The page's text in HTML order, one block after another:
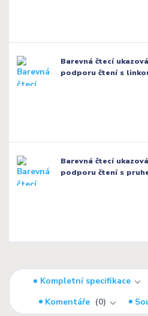
Barevná čtecí
podporu čtení s
Barevná čtecí
podporu čtení s
Kompletní specifikace
Komentáře
0